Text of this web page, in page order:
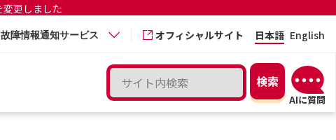
更しました
障情報通知サービス オフィシャルサイト 日本語 English